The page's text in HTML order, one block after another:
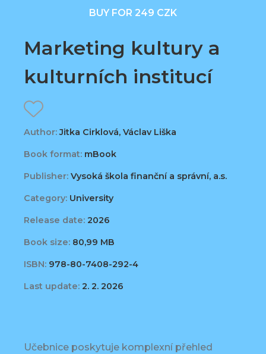
BUY FOR 249 CZK
Marketing kultury a
kulturních institucí
Author:Jitka Cirklová, Václav Liška
Book format: mBook
Publisher: Vysoká škola finanční a správní, a.s.
Category: University
Release date: 2026
Book size: 80,99 MB
ISBN: 978-80-7408-292-4
Last update: 2. 2. 2026
Učebnice poskytuje komplexní přehled